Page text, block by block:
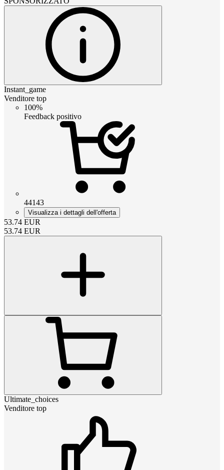
Instant_game
Venditore top
100%
Feedback positivo
44143
Visualizza i dettagli dell'offerta
53.74 EUR
53.74 EUR
Ultimate_choices
Venditore top